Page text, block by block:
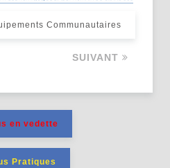
Communautaires
SUIVANT
en vedette
Pratiques